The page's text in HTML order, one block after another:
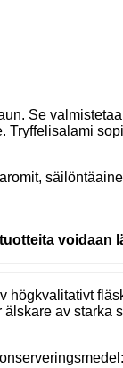
Se
voidaan
av starka